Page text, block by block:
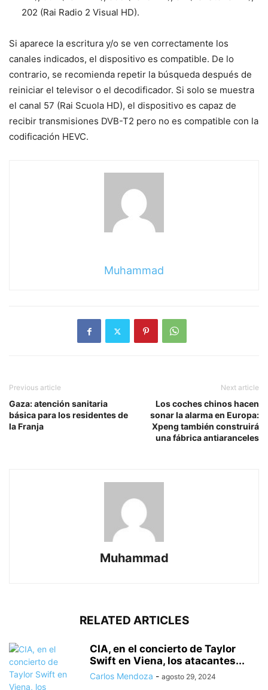
202 (Rai Radio 2 Visual HD).
Si aparece la escritura y/o se ven correctamente los
canales indicados, el dispositivo es compatible. De lo
contrario, se recomienda repetir la búsqueda después de
reiniciar el televisor o el decodificador. Si solo se muestra
el canal 57 (Rai Scuola HD), el dispositivo es capaz de
recibir transmisiones DVB-T2 pero no es compatible con la
codificación HEVC.
Muhammad
Previous article
Gaza: atención sanitaria
básica para los residentes de
la Franja
Next article
Los coches chinos hacen
sonar la alarma en Europa:
Xpeng también construirá
una fábrica antiaranceles
Muhammad
RELATED ARTICLES
CIA, en el concierto de Taylor
Swift en Viena, los atacantes...
Carlos Mendoza - agosto 29, 2024